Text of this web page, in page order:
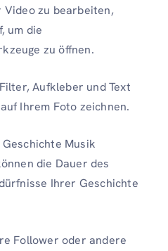
Video zu bearbeiten,
um die
zu öffnen.
Aufkleber und Text
Ihrem Foto zeichnen.
Musik
die Dauer des
Ihrer Geschichte
Follower oder andere